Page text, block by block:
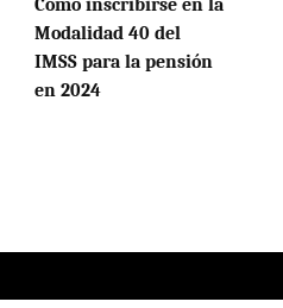
Cómo inscribirse en la
Modalidad 40 del
IMSS para la pensión
en 2024